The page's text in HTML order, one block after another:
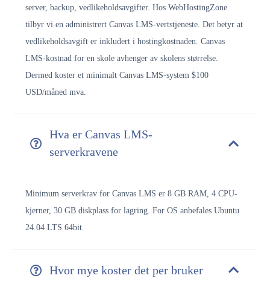
server, backup, vedlikeholdsavgifter. Hos WebHostingZone
tilbyr vi en administrert Canvas LMS-vertstjeneste. Det betyr at
vedlikeholdsavgift er inkludert i hostingkostnaden. Canvas
LMS-kostnad for en skole avhenger av skolens størrelse.
Dermed koster et minimalt Canvas LMS-system $100
USD/måned mva.
Hva er Canvas LMS-
serverkravene
Minimum serverkrav for Canvas LMS er 8 GB RAM, 4 CPU-
kjerner, 30 GB diskplass for lagring. For OS anbefales Ubuntu
24.04 LTS 64bit.
Hvor mye koster det per bruker